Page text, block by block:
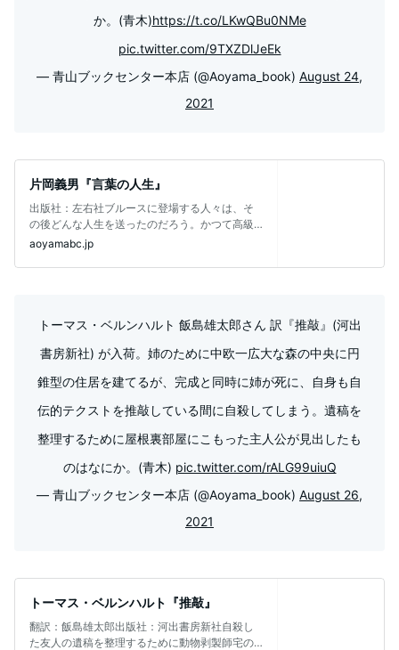
か。(青木)https://t.co/LKwQBu0NMe
pic.twitter.com/9TXZDlJeEk
— 青山ブックセンター本店 (@Aoyama_book) August 24,
2021
片岡義男『言葉の人生』
出版社：左右社ブルースに登場する人々は、そ
の後どんな人生を送ったのだろう。かつて高級
で輝かしく特別だった「ケーキ」という単
aoyamabc.jp
トーマス・ベルンハルト 飯島雄太郎さん 訳『推敲』(河出
書房新社) が入荷。姉のために中欧一広大な森の中央に円
錐型の住居を建てるが、完成と同時に姉が死に、自身も自
伝的テクストを推敲している間に自殺してしまう。遺稿を
整理するために屋根裏部屋にこもった主人公が見出したも
のはなにか。(青木) pic.twitter.com/rALG99uiuQ
— 青山ブックセンター本店 (@Aoyama_book) August 26,
2021
トーマス・ベルンハルト『推敲』
翻訳：飯島雄太郎出版社：河出書房新社自殺し
た友人の遺稿を整理するために動物剥製師宅の